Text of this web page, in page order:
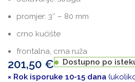
promjer: 3″ – 80 mm
crno kućište
frontalna, crna ruža
201,50 €
Dostupno po
× Rok isporuke 10-15 dana